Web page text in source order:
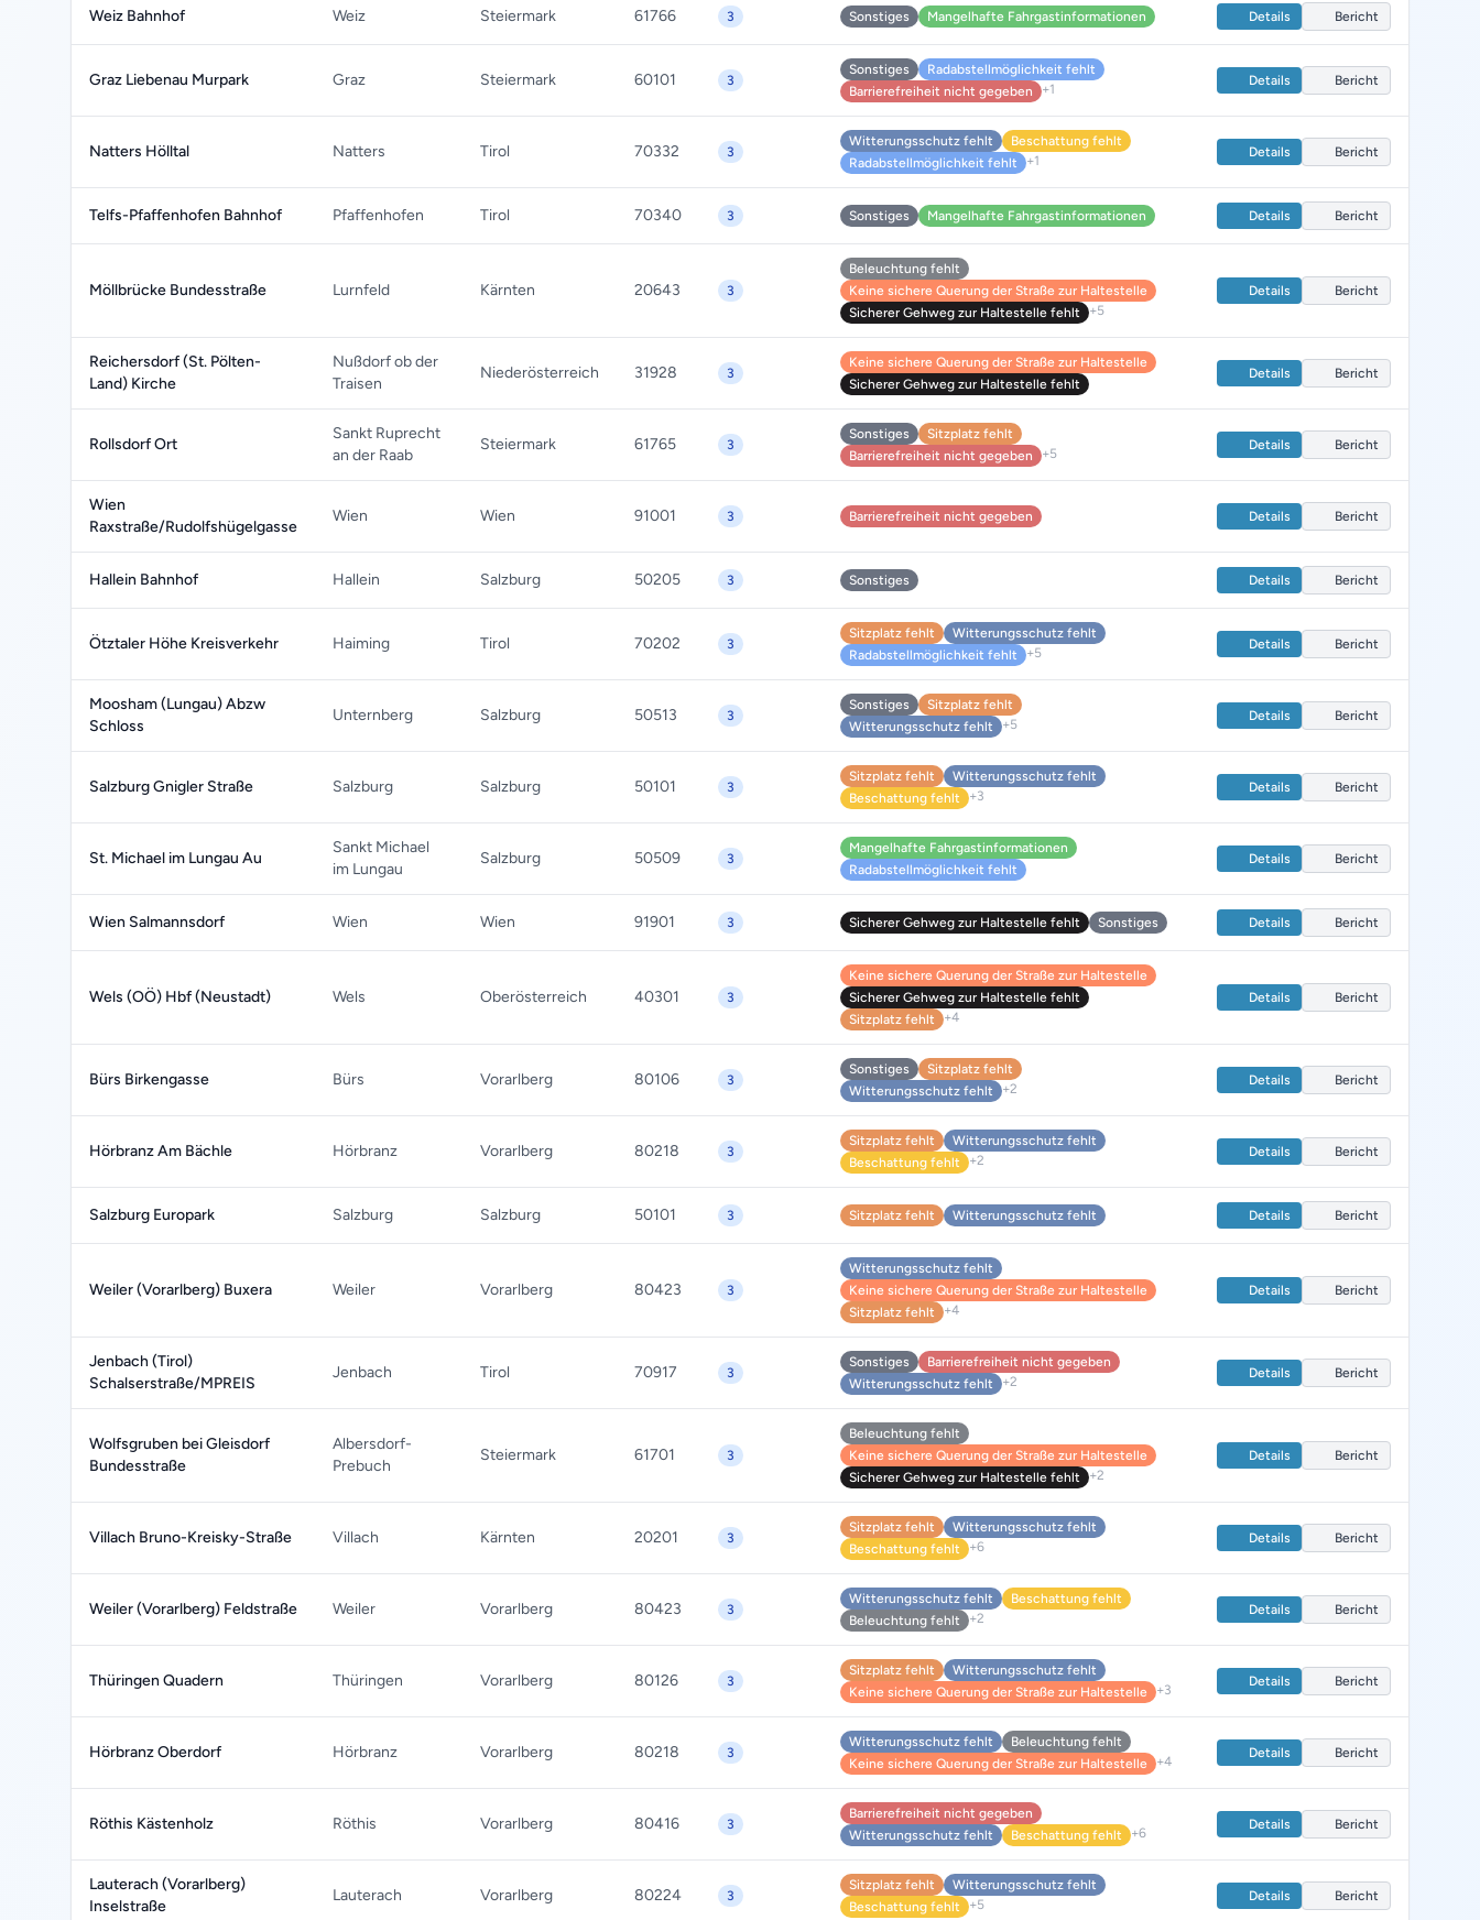
Weiz Bahnhof Weiz Steiermark 61766 3 Sonstiges Mangelhafte Fahrgastinformationen Details Bericht
Graz Liebenau Murpark Graz Steiermark 60101 3
Sonstiges
Radabstellmöglichkeit fehlt
Barrierefreiheit nicht gegeben
+1
Details Bericht
Natters Hölltal Natters Tirol 70332 3
Witterungsschutz fehlt
Beschattung fehlt
Radabstellmöglichkeit fehlt
+1
Details Bericht
Telfs-Pfaffenhofen Bahnhof Pfaffenhofen Tirol 70340 3 Sonstiges Mangelhafte Fahrgastinformationen Details Bericht
Möllbrücke Bundesstraße Lurnfeld Kärnten 20643 3
Beleuchtung fehlt
Keine sichere Querung der Straße zur Haltestelle
Sicherer Gehweg zur Haltestelle fehlt
+5
Details Bericht
Reichersdorf (St. Pölten-
Land) Kirche
Nußdorf ob der
Traisen
Niederösterreich 31928 3
Keine sichere Querung der Straße zur Haltestelle
Sicherer Gehweg zur Haltestelle fehlt
Details Bericht
Rollsdorf Ort
Sankt Ruprecht
an der Raab
Steiermark 61765 3
Sonstiges
Sitzplatz fehlt
Barrierefreiheit nicht gegeben
+5
Details Bericht
Wien
Raxstraße/Rudolfshügelgasse
Wien Wien 91001 3 Barrierefreiheit nicht gegeben Details Bericht
Hallein Bahnhof Hallein Salzburg 50205 3 Sonstiges Details Bericht
Ötztaler Höhe Kreisverkehr Haiming Tirol 70202 3
Sitzplatz fehlt
Witterungsschutz fehlt
Radabstellmöglichkeit fehlt
+5
Details Bericht
Moosham (Lungau) Abzw
Schloss
Unternberg Salzburg 50513 3
Sonstiges
Sitzplatz fehlt
Witterungsschutz fehlt
+5
Details Bericht
Salzburg Gnigler Straße Salzburg Salzburg 50101 3
Sitzplatz fehlt
Witterungsschutz fehlt
Beschattung fehlt
+3
Details Bericht
St. Michael im Lungau Au
Sankt Michael
im Lungau
Salzburg 50509 3
Mangelhafte Fahrgastinformationen
Radabstellmöglichkeit fehlt
Details Bericht
Wien Salmannsdorf Wien Wien 91901 3 Sicherer Gehweg zur Haltestelle fehlt Sonstiges Details Bericht
Wels (OÖ) Hbf (Neustadt) Wels Oberösterreich 40301 3
Keine sichere Querung der Straße zur Haltestelle
Sicherer Gehweg zur Haltestelle fehlt
Sitzplatz fehlt
+4
Details Bericht
Bürs Birkengasse Bürs Vorarlberg 80106 3
Sonstiges
Sitzplatz fehlt
Witterungsschutz fehlt
+2
Details Bericht
Hörbranz Am Bächle Hörbranz Vorarlberg 80218 3
Sitzplatz fehlt
Witterungsschutz fehlt
Beschattung fehlt
+2
Details Bericht
Salzburg Europark Salzburg Salzburg 50101 3 Sitzplatz fehlt Witterungsschutz fehlt Details Bericht
Weiler (Vorarlberg) Buxera Weiler Vorarlberg 80423 3
Witterungsschutz fehlt
Keine sichere Querung der Straße zur Haltestelle
Sitzplatz fehlt
+4
Details Bericht
Jenbach (Tirol)
Schalserstraße/MPREIS
Jenbach Tirol 70917 3
Sonstiges
Barrierefreiheit nicht gegeben
Witterungsschutz fehlt
+2
Details Bericht
Wolfsgruben bei Gleisdorf
Bundesstraße
Albersdorf-
Prebuch
Steiermark 61701 3
Beleuchtung fehlt
Keine sichere Querung der Straße zur Haltestelle
Sicherer Gehweg zur Haltestelle fehlt
+2
Details Bericht
Villach Bruno-Kreisky-Straße Villach Kärnten 20201 3
Sitzplatz fehlt
Witterungsschutz fehlt
Beschattung fehlt
+6
Details Bericht
Weiler (Vorarlberg) Feldstraße Weiler Vorarlberg 80423 3
Witterungsschutz fehlt
Beschattung fehlt
Beleuchtung fehlt
+2
Details Bericht
Thüringen Quadern Thüringen Vorarlberg 80126 3
Sitzplatz fehlt
Witterungsschutz fehlt
Keine sichere Querung der Straße zur Haltestelle
+3
Details Bericht
Hörbranz Oberdorf Hörbranz Vorarlberg 80218 3
Witterungsschutz fehlt
Beleuchtung fehlt
Keine sichere Querung der Straße zur Haltestelle
+4
Details Bericht
Röthis Kästenholz Röthis Vorarlberg 80416 3
Barrierefreiheit nicht gegeben
Witterungsschutz fehlt
Beschattung fehlt +6
Details Bericht
Lauterach (Vorarlberg)
Inselstraße
Lauterach Vorarlberg 80224 3
Sitzplatz fehlt
Witterungsschutz fehlt
Beschattung fehlt
+5
Details Bericht